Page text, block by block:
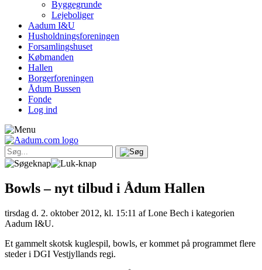
Byggegrunde
Lejeboliger
Aadum I&U
Husholdningsforeningen
Forsamlingshuset
Købmanden
Hallen
Borgerforeningen
Ådum Bussen
Fonde
Log ind
Bowls – nyt tilbud i Ådum Hallen
tirsdag d. 2. oktober 2012, kl. 15:11 af Lone Bech i kategorien
Aadum I&U.
Et gammelt skotsk kuglespil, bowls, er kommet på programmet flere
steder i DGI Vestjyllands regi.